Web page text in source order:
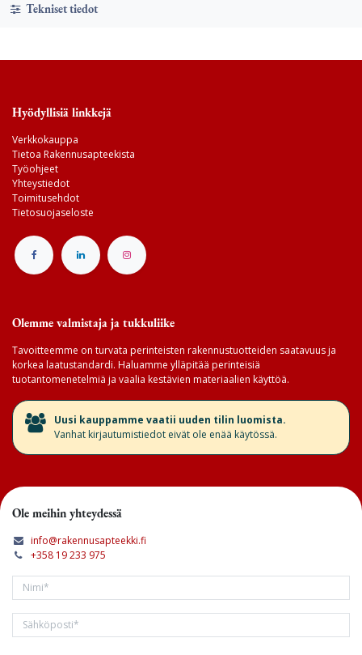
Tekniset tiedot
Hyödyllisiä linkkejä
Verkkokauppa
Tietoa Rakennusapteekista
Työohjeet
Yhteystiedot
Toimitusehdot
Tietosuojaseloste
Olemme valmistaja ja tukkuliike
Tavoitteemme on turvata perinteisten rakennustuotteiden saatavuus ja
korkea laatustandardi. Haluamme ylläpitää perinteisiä
tuotantomenetelmiä ja vaalia kestävien materiaalien käyttöä.
​Uusi kauppamme vaatii uuden tilin luomista.
Vanhat kirjautumistiedot eivät ole enää käytössä.
Ole meihin yhteydessä
info@rakennusapteekki.fi
+358 19 233 975